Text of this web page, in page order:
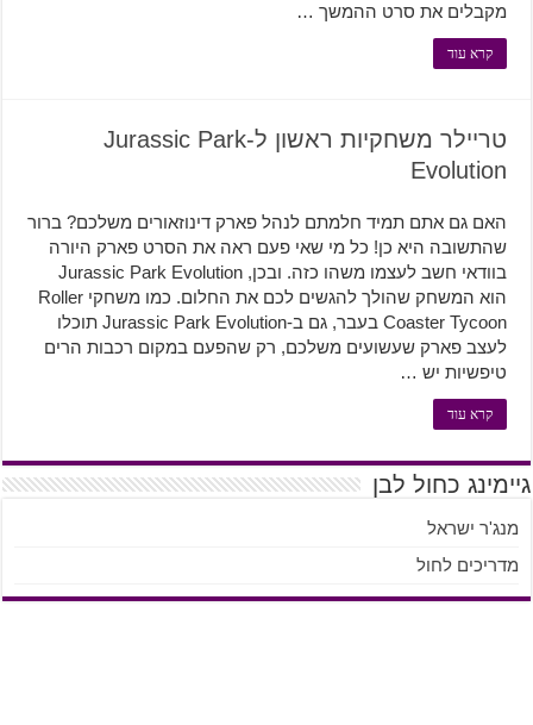
מקבלים את סרט ההמשך …
קרא עוד
טריילר משחקיות ראשון ל-Jurassic Park
Evolution
האם גם אתם תמיד חלמתם לנהל פארק דינוזאורים משלכם? ברור
שהתשובה היא כן! כל מי שאי פעם ראה את הסרט פארק היורה
בוודאי חשב לעצמו משהו כזה. ובכן, Jurassic Park Evolution
הוא המשחק שהולך להגשים לכם את החלום. כמו משחקי Roller
Coaster Tycoon בעבר, גם ב-Jurassic Park Evolution תוכלו
לעצב פארק שעשועים משלכם, רק שהפעם במקום רכבות הרים
טיפשיות יש …
קרא עוד
גיימינג כחול לבן
מנג'ר ישראל
מדריכים לחול